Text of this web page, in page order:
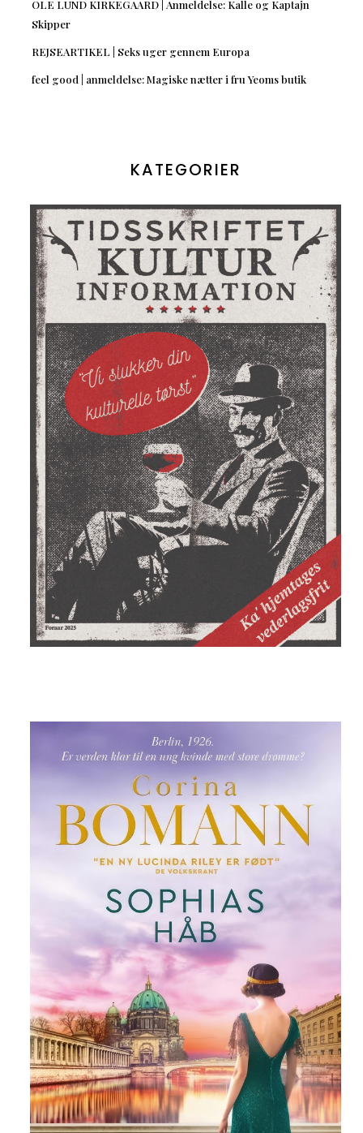
OLE LUND KIRKEGAARD | Anmeldelse: Kalle og Kaptajn
Skipper
REJSEARTIKEL | Seks uger gennem Europa
feel good | anmeldelse: Magiske nætter i fru Yeoms butik
KATEGORIER